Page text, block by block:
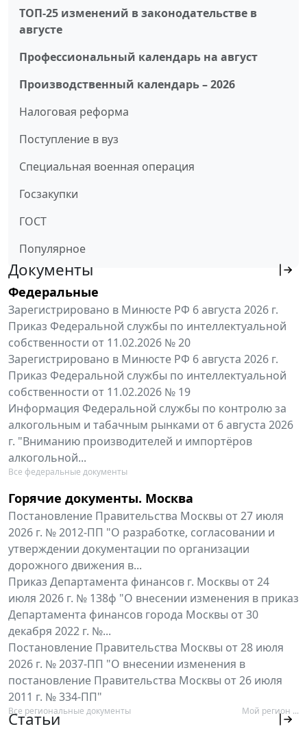
ТОП-25 изменений в законодательстве в
августе
Профессиональный календарь на август
Производственный календарь – 2026
Налоговая реформа
Поступление в вуз
Специальная военная операция
Госзакупки
ГОСТ
Популярное
Документы
Федеральные
Зарегистрировано в Минюсте РФ 6 августа 2026 г.
Приказ Федеральной службы по интеллектуальной
собственности от 11.02.2026 № 20
Зарегистрировано в Минюсте РФ 6 августа 2026 г.
Приказ Федеральной службы по интеллектуальной
собственности от 11.02.2026 № 19
Информация Федеральной службы по контролю за
алкогольным и табачным рынками от 6 августа 2026
г. "Вниманию производителей и импортёров
алкогольной...
Все федеральные документы
Горячие документы. Москва
Постановление Правительства Москвы от 27 июля
2026 г. № 2012-ПП "О разработке, согласовании и
утверждении документации по организации
дорожного движения в...
Приказ Департамента финансов г. Москвы от 24
июля 2026 г. № 138ф "О внесении изменения в приказ
Департамента финансов города Москвы от 30
декабря 2022 г. №...
Постановление Правительства Москвы от 28 июля
2026 г. № 2037-ПП "О внесении изменения в
постановление Правительства Москвы от 26 июля
2011 г. № 334-ПП"
Все региональные документы Мой регион ...
Статьи